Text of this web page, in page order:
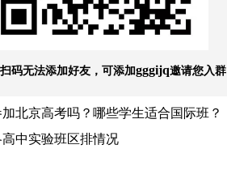
码无法添加好友，可添加gggijq邀请您入群
北京高考吗？哪些学生适合国际班？
中实验班区排情况